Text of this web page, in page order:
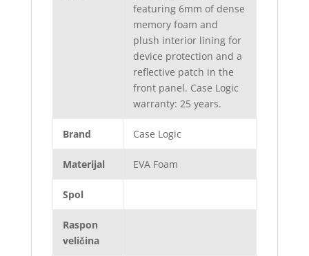
featuring 6mm of dense
memory foam and
plush interior lining for
device protection and a
reflective patch in the
front panel. Case Logic
warranty: 25 years.
Brand Case Logic
Materijal EVA Foam
Spol
Raspon
veličina